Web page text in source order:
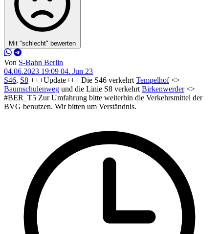
Mit "schlecht" bewerten
Von S-Bahn Berlin
04.06.2023 19:09 04. Jun 23
S46, S8 +++Update+++ Die S46 verkehrt Tempelhof<>
Baumschulenweg und die Linie S8 verkehrt Birkenwerder<>
#BER_T5 Zur Umfahrung bitte weiterhin die Verkehrsmittel der
BVG benutzen. Wir bitten um Verständnis.